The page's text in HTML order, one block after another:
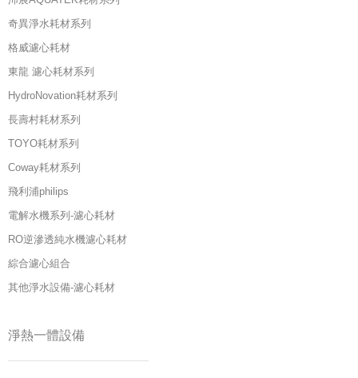
奇異淨水耗材系列
格威濾心耗材
東龍 濾心耗材系列
HydroNovation耗材系列
長壽村耗材系列
TOYO耗材系列
Coway耗材系列
飛利浦philips
電解水機系列-濾心耗材
RO逆滲透純水機濾心耗材
綜合濾心組合
其他淨水設備-濾心耗材
淨熱一體設備